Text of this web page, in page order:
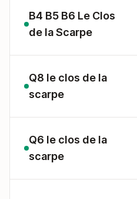
B4 B5 B6 Le Clos
de la Scarpe
Q8 le clos de la
scarpe
Q6 le clos de la
scarpe